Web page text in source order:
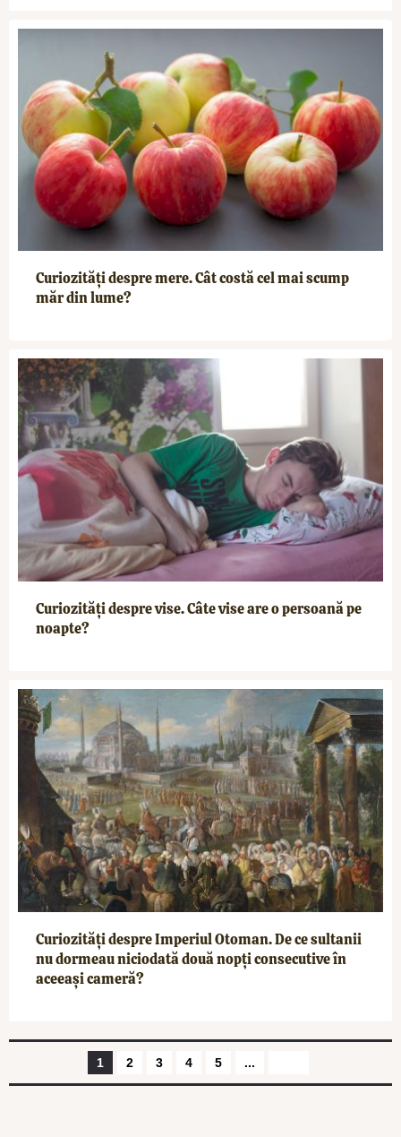
Curiozități despre mere. Cât costă cel mai scump
măr din lume?
Curiozități despre vise. Câte vise are o persoană pe
noapte?
Curiozități despre Imperiul Otoman. De ce sultanii
nu dormeau niciodată două nopți consecutive în
aceeași cameră?
1 2 3 4 5 ...